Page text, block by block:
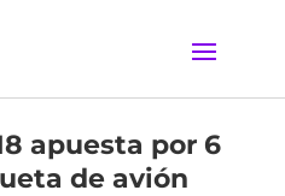
apuesta por 6
de avión